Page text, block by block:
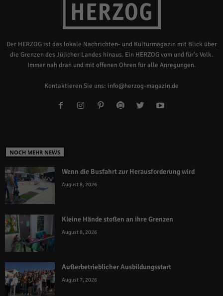
Der HERZOG ist das lokale Nachrichten- und Kulturmagazin mit Blick über
die Grenzen des Jülicher Landes hinaus. Ein HERZOG vom und für's Volk.
Immer nah dran und mit offenen Ohren für alle Anregungen.
Kontaktieren Sie uns: info@herzog-magazin.de
NOCH MEHR NEWS
Wenn die Busfahrt zur Herausforderung wird
August 8, 2026
Kleine Hände stoßen an ihre Grenzen
August 8, 2026
Außerbetrieblicher Ausbildungsstart
August 7, 2026